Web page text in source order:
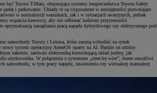
być Toyota T-Mate, obejmująca systemy bezpieczeństwa Toyota Safety
jazdę i parkowanie. Układy te są wyposażone w umiejętności pozwalające
w normalnych warunkach, jak i w sytuacjach awaryjnych, jednak
wsparcia kierowcy, aby nie odbierać ludziom przyjemności
optymalizację zarządzania pracą napędu hybrydowego czy elektrycznego pod
samochody Toyoty i Lexusa, które zaczną wchodzić na rynek
nowy system operacyjny AreneOS oparty na AI. Będzie on zdolny
zakresie, zarówno elektroniką kontrolującą układ jezdny, jak
użytkownika. W połączeniu z systemem „steer-by-wire”, Arene umożliwi
samochodu, w tym pracy napędu, zawieszenia czy wirtualnej manualnej